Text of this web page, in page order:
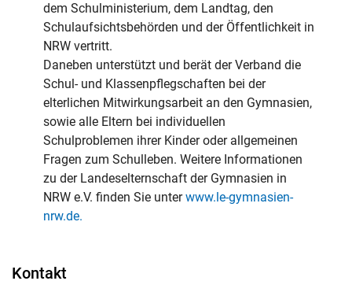
dem Schulministerium, dem Landtag, den
Schulaufsichtsbehörden und der Öffentlichkeit in
NRW vertritt.
Daneben unterstützt und berät der Verband die
Schul- und Klassenpflegschaften bei der
elterlichen Mitwirkungsarbeit an den Gymnasien,
sowie alle Eltern bei individuellen
Schulproblemen ihrer Kinder oder allgemeinen
Fragen zum Schulleben. Weitere Informationen
zu der Landeselternschaft der Gymnasien in
NRW e.V. finden Sie unterwww.le-gymnasien-
nrw.de.
Kontakt